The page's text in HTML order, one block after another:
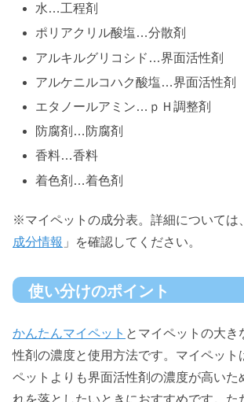
水…工程剤
ポリアクリル酸塩…分散剤
アルキルグリコシド…界面活性剤
アルケニルコハク酸塩…界面活性剤
エタノールアミン…ｐＨ調整剤
防腐剤…防腐剤
香料…香料
着色剤…着色剤
※マイペットの成分表。詳細については
成分情報 」を確認してください。
使い分けのポイント
かんたんマイペット とマイペットの大き
性剤の濃度と使用方法です。マイペット
ペットよりも界面活性剤の濃度が高いた